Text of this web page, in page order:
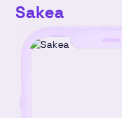
Sakea